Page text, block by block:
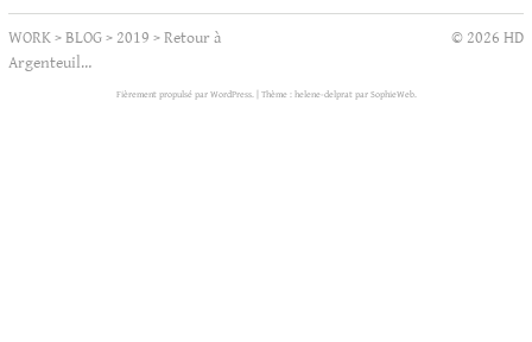
WORK>BLOG> 2019 >Retour à
Argenteuil…
© 2026 HD
Fièrement propulsé par WordPress. Thème : helene-delprat par SophieWeb.